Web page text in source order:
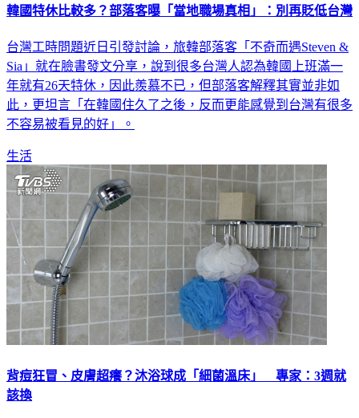
韓國特休比較多？部落客曝「當地職場真相」：別再貶低台灣
台灣工時問題近日引發討論，旅韓部落客「不奇而遇Steven &
Sia」就在臉書發文分享，說到很多台灣人認為韓國上班滿一
年就有26天特休，因此羨慕不已，但部落客解釋其實並非如
此，更坦言「在韓國住久了之後，反而更能感覺到台灣有很多
不容易被看見的好」。
生活
背痘狂冒、皮膚超癢？沐浴球成「細菌溫床」 專家：3週就
該換